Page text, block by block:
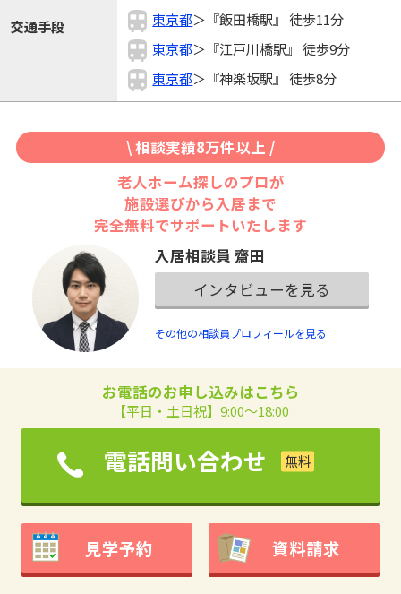
交通手段 東京都＞『飯田橋駅』 徒歩11分
東京都＞『江戸川橋駅』 徒歩9分
東京都＞『神楽坂駅』 徒歩8分
\ 相談実績8万件以上 /
老人ホーム探しのプロが
施設選びから入居まで
完全無料でサポートいたします
入居相談員 齋田
インタビューを見る
その他の相談員プロフィールを見る
お電話のお申し込みはこちら
【平日・土日祝】9:00～18:00
電話問い合わせ
見学予約 資料請求